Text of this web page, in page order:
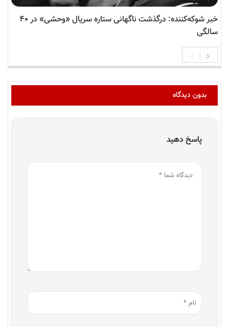
خبر شوکه‌کننده: درگذشت ناگهانی ستاره سریال «وحشی» در ۴۰
سالگی
بدون دیدگاه
پاسخ دهید